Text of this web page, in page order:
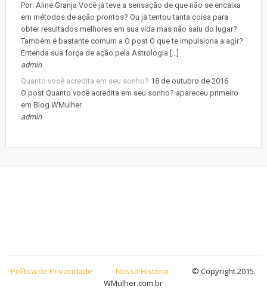
Por: Aline Granja Você já teve a sensação de que não se encaixa
em métodos de ação prontos? Ou já tentou tanta coisa para
obter resultados melhores em sua vida mas não saiu do lugar?
Também é bastante comum a O post O que te impulsiona a agir?
Entenda sua força de ação pela Astrologia […]
admin
Quanto você acredita em seu sonho? 18 de outubro de 2016
O post Quanto você acredita em seu sonho? apareceu primeiro
em Blog WMulher.
admin
Política de Privacidade Nossa História © Copyright 2015.
WMulher.com.br